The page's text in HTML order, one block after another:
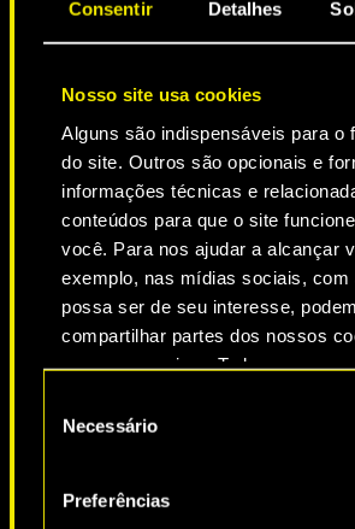
Consentir Detalhes
Nosso site usa cookies
Alguns são indispensáveis para o
do site. Outros são opcionais e
informações técnicas e
conteúdos para que o site
você. Para nos ajudar a alcançar
exemplo, nas mídias sociais, com
possa ser de seu interesse,
compartilhar partes dos nossos
nossos parceiros. Todos esses
entanto.
Você encontrará todos os
de cookies e poderá ajustar as
Necessário
Preferências
NEVER FADE AWAY